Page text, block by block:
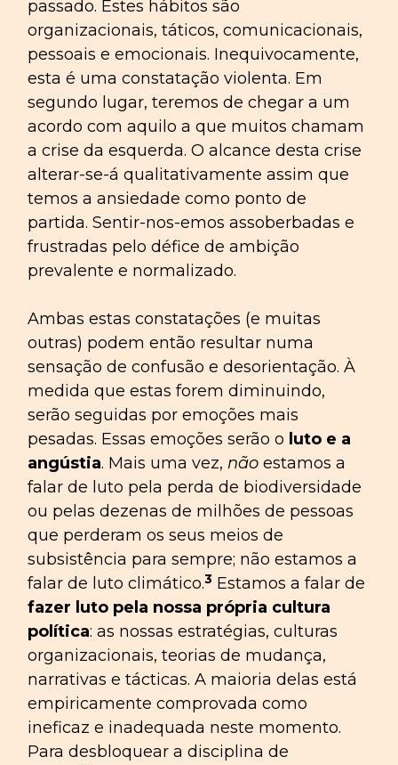
passado. Estes hábitos são
organizacionais, táticos, comunicacionais,
pessoais e emocionais. Inequivocamente,
esta é uma constatação violenta. Em
segundo lugar, teremos de chegar a um
acordo com aquilo a que muitos chamam
a crise da esquerda. O alcance desta crise
alterar-se-á qualitativamente assim que
temos a ansiedade como ponto de
partida. Sentir-nos-emos assoberbadas e
frustradas pelo défice de ambição
prevalente e normalizado.
Ambas estas constatações (e muitas
outras) podem então resultar numa
sensação de confusão e desorientação. À
medida que estas forem diminuindo,
serão seguidas por emoções mais
pesadas. Essas emoções serão o luto e a
angústia. Mais uma vez, não estamos a
falar de luto pela perda de biodiversidade
ou pelas dezenas de milhões de pessoas
que perderam os seus meios de
subsistência para sempre; não estamos a
falar de luto climático.3 Estamos a falar de
fazer luto pela nossa própria cultura
política: as nossas estratégias, culturas
organizacionais, teorias de mudança,
narrativas e tácticas. A maioria delas está
empiricamente comprovada como
ineficaz e inadequada neste momento.
Para desbloquear a disciplina de